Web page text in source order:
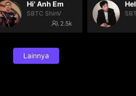
Hi' Anh Em
SBTC ShinV
2.5k
Lainnya